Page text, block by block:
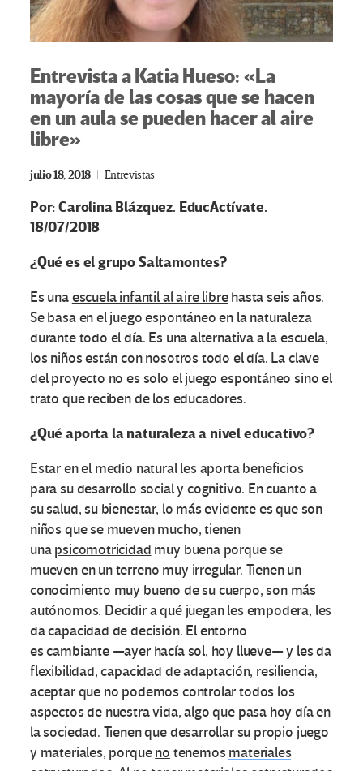
Entrevista a Katia Hueso: «La
mayoría de las cosas que se hacen
en un aula se pueden hacer al aire
libre»
julio 18, 2018 Entrevistas
Por: Carolina Blázquez. EducActívate.
18/07/2018
¿Qué es el grupo Saltamontes?
Es unaescuela infantil al aire librehasta seis años.
Se basa en el juego espontáneo en la naturaleza
durante todo el día. Es una alternativa a la escuela,
los niños están con nosotros todo el día. La clave
del proyecto no es solo el juego espontáneo sino el
trato que reciben de los educadores.
¿Qué aporta la naturaleza a nivel educativo?
Estar en el medio natural les aporta beneficios
para su desarrollo social y cognitivo. En cuanto a
su salud, su bienestar, lo más evidente es que son
niños que se mueven mucho, tienen
unapsicomotricidad muy buena porque se
mueven en un terreno muy irregular. Tienen un
conocimiento muy bueno de su cuerpo, son más
autónomos. Decidir a qué juegan les empodera, les
da capacidad de decisión. El entorno
escambiante—ayer hacía sol, hoy llueve— y les da
flexibilidad, capacidad de adaptación, resiliencia,
aceptar que no podemos controlar todos los
aspectos de nuestra vida, algo que pasa hoy día en
la sociedad. Tienen que desarrollar su propio juego
y materiales, porqueno tenemos materiales